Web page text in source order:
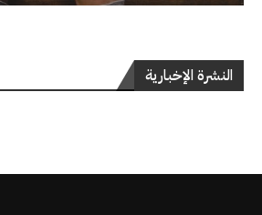
النشرة الإخبارية